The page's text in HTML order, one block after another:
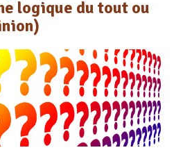
logique du tout ou